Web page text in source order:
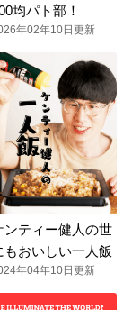
均パト部！
年02年10日更新
ンティー健人の世
もおいしい一人飯
年04年10日更新